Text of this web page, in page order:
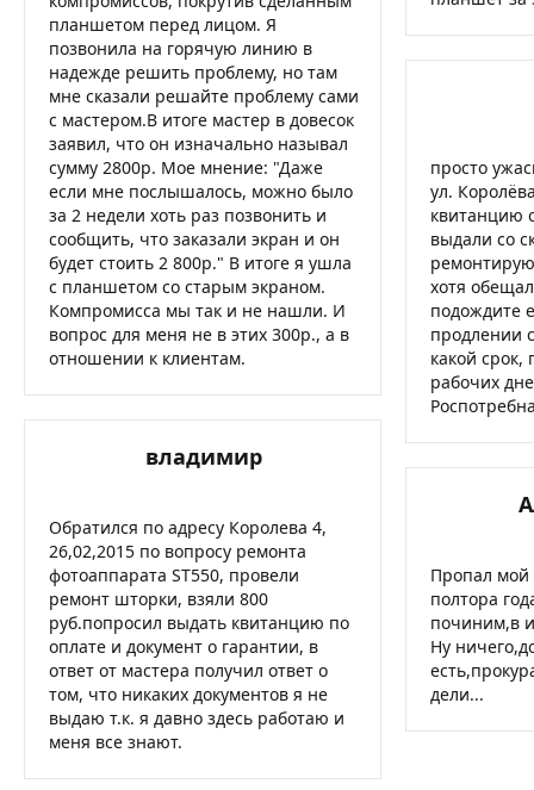
планшетом перед лицом. Я
позвонила на горячую линию в
надежде решить проблему, но там
мне сказали решайте проблему сами
с мастером.В итоге мастер в довесок
заявил, что он изначально называл
сумму 2800р. Мое мнение: "Даже
если мне послышалось, можно было
за 2 недели хоть раз позвонить и
сообщить, что заказали экран и он
будет стоить 2 800р." В итоге я ушла
с планшетом со старым экраном.
Компромисса мы так и не нашли. И
вопрос для меня не в этих 300р., а в
отношении к клиентам.
владимир
Обратился по адресу Королева 4,
26,02,2015 по вопросу ремонта
фотоаппарата ST550, провели
ремонт шторки, взяли 800
руб.попросил выдать квитанцию по
оплате и документ о гарантии, в
ответ от мастера получил ответ о
том, что никаких документов я не
выдаю т.к. я давно здесь работаю и
меня все знают.
просто
ул.
квитанцию
выдали со
хотя
подождите
продлении
какой
рабочих
Пропал
полтора
починим,в
Ну
дели...